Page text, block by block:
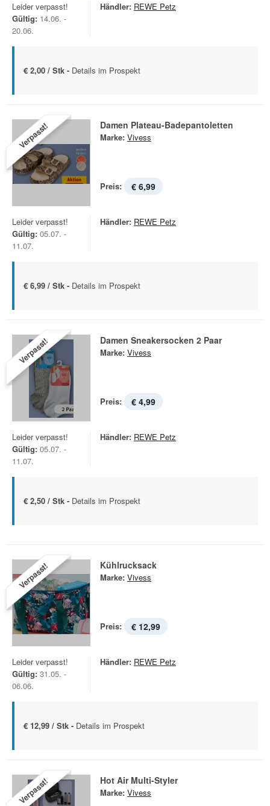
Leider verpasst!
Gültig: 14.06. -
20.06.
Händler: REWE Petz
€ 2,00 / Stk - Details im Prospekt
Verpasst! Damen Plateau-Badepantoletten
Marke: Vivess
Preis: € 6,99
Leider verpasst!
Gültig: 05.07. -
11.07.
Händler: REWE Petz
€ 6,99 / Stk - Details im Prospekt
Verpasst! Damen Sneakersocken 2 Paar
Marke: Vivess
Preis: € 4,99
Leider verpasst!
Gültig: 05.07. -
11.07.
Händler: REWE Petz
€ 2,50 / Stk - Details im Prospekt
Verpasst! Kühlrucksack
Marke: Vivess
Preis: € 12,99
Leider verpasst!
Gültig: 31.05. -
06.06.
Händler: REWE Petz
€ 12,99 / Stk - Details im Prospekt
Verpasst! Hot Air Multi-Styler
Marke: Vivess